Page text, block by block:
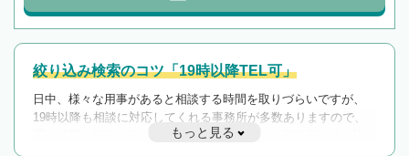
絞り込み検索のコツ「19時以降TEL可」
日中、様々な用事があると相談する時間を取りづらいですが、
19時以降も相談に対応してくれる事務所が多数ありますので、
遅い時間の相談が増えそうな場合はそのような事務所に絞り込
もっと見る